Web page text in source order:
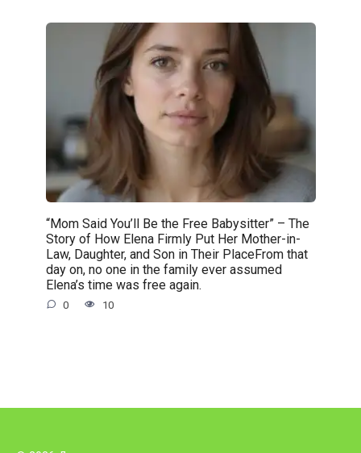
“Mom Said You’ll Be the Free Babysitter” – The
Story of How Elena Firmly Put Her Mother-in-
Law, Daughter, and Son in Their PlaceFrom that
day on, no one in the family ever assumed
Elena’s time was free again.
0 10